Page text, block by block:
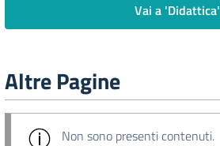
Vai a 'Didattica'
Altre Pagine
Non sono presenti contenuti.